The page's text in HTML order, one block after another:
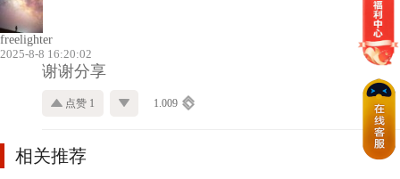
freelighter
2025-8-8 16:20:02
谢谢分享
点赞 1 1.009
相关推荐